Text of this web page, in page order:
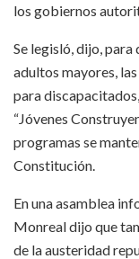
los gobiernos
Se legisló, dijo, para
adultos mayores,
para
“Jóvenes
programas se
Constitución.
En una asamblea
Monreal dijo que
de la austeridad